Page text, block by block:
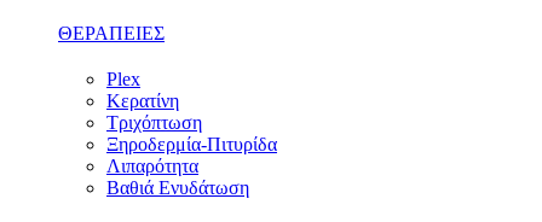
ΘΕΡΑΠΕΙΕΣ
Plex
Κερατίνη
Τριχόπτωση
Ξηροδερμία-Πιτυρίδα
Λιπαρότητα
Βαθιά Ενυδάτωση